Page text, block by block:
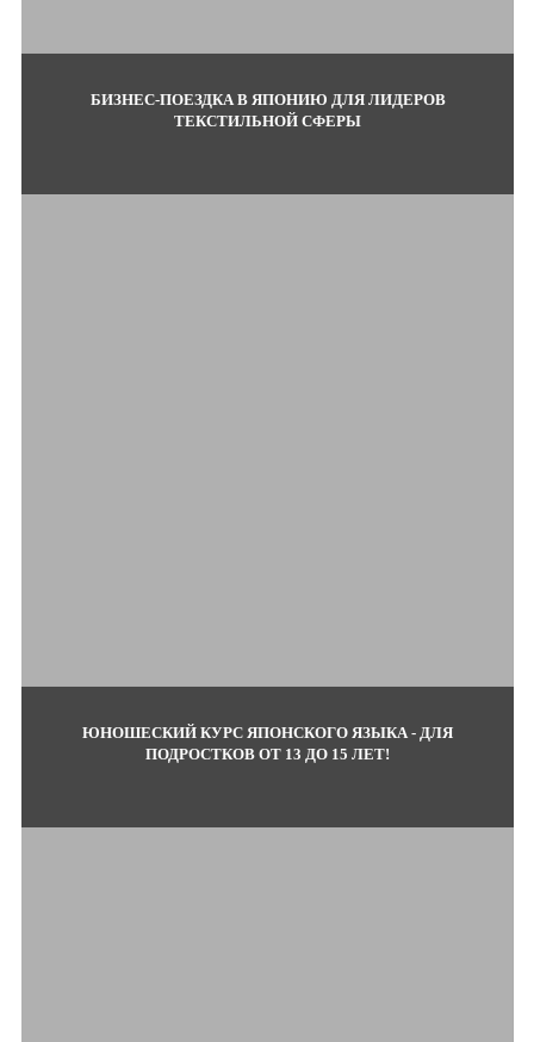
БИЗНЕС-ПОЕЗДКА В ЯПОНИЮ ДЛЯ ЛИДЕРОВ
ТЕКСТИЛЬНОЙ СФЕРЫ
ЮНОШЕСКИЙ КУРС ЯПОНСКОГО ЯЗЫКА - ДЛЯ
ПОДРОСТКОВ ОТ 13 ДО 15 ЛЕТ!